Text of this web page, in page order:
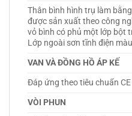
Thân bình hình trụ làm
được sản xuất theo công
vỏ bình có phủ một lớp bột
Lớp ngoài sơn tĩnh điện
VAN VÀ ĐỒNG HỒ ÁP KẾ
Đáp ứng theo tiêu chuẩn CE
VÒI PHUN